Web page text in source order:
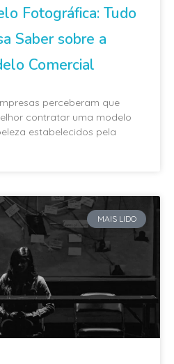
Fotográfica: Tudo
Saber sobre a
Comercial
perceberam que
contratar uma modelo
estabelecidos pela
MAIS LIDO